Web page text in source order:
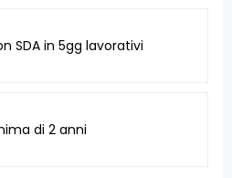
SDA in 5gg lavorativi
di 2 anni